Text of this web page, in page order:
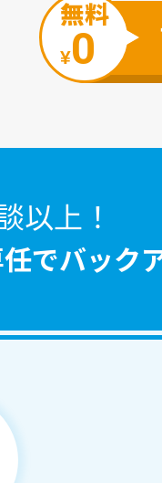
無料
¥0
以上！
でバック